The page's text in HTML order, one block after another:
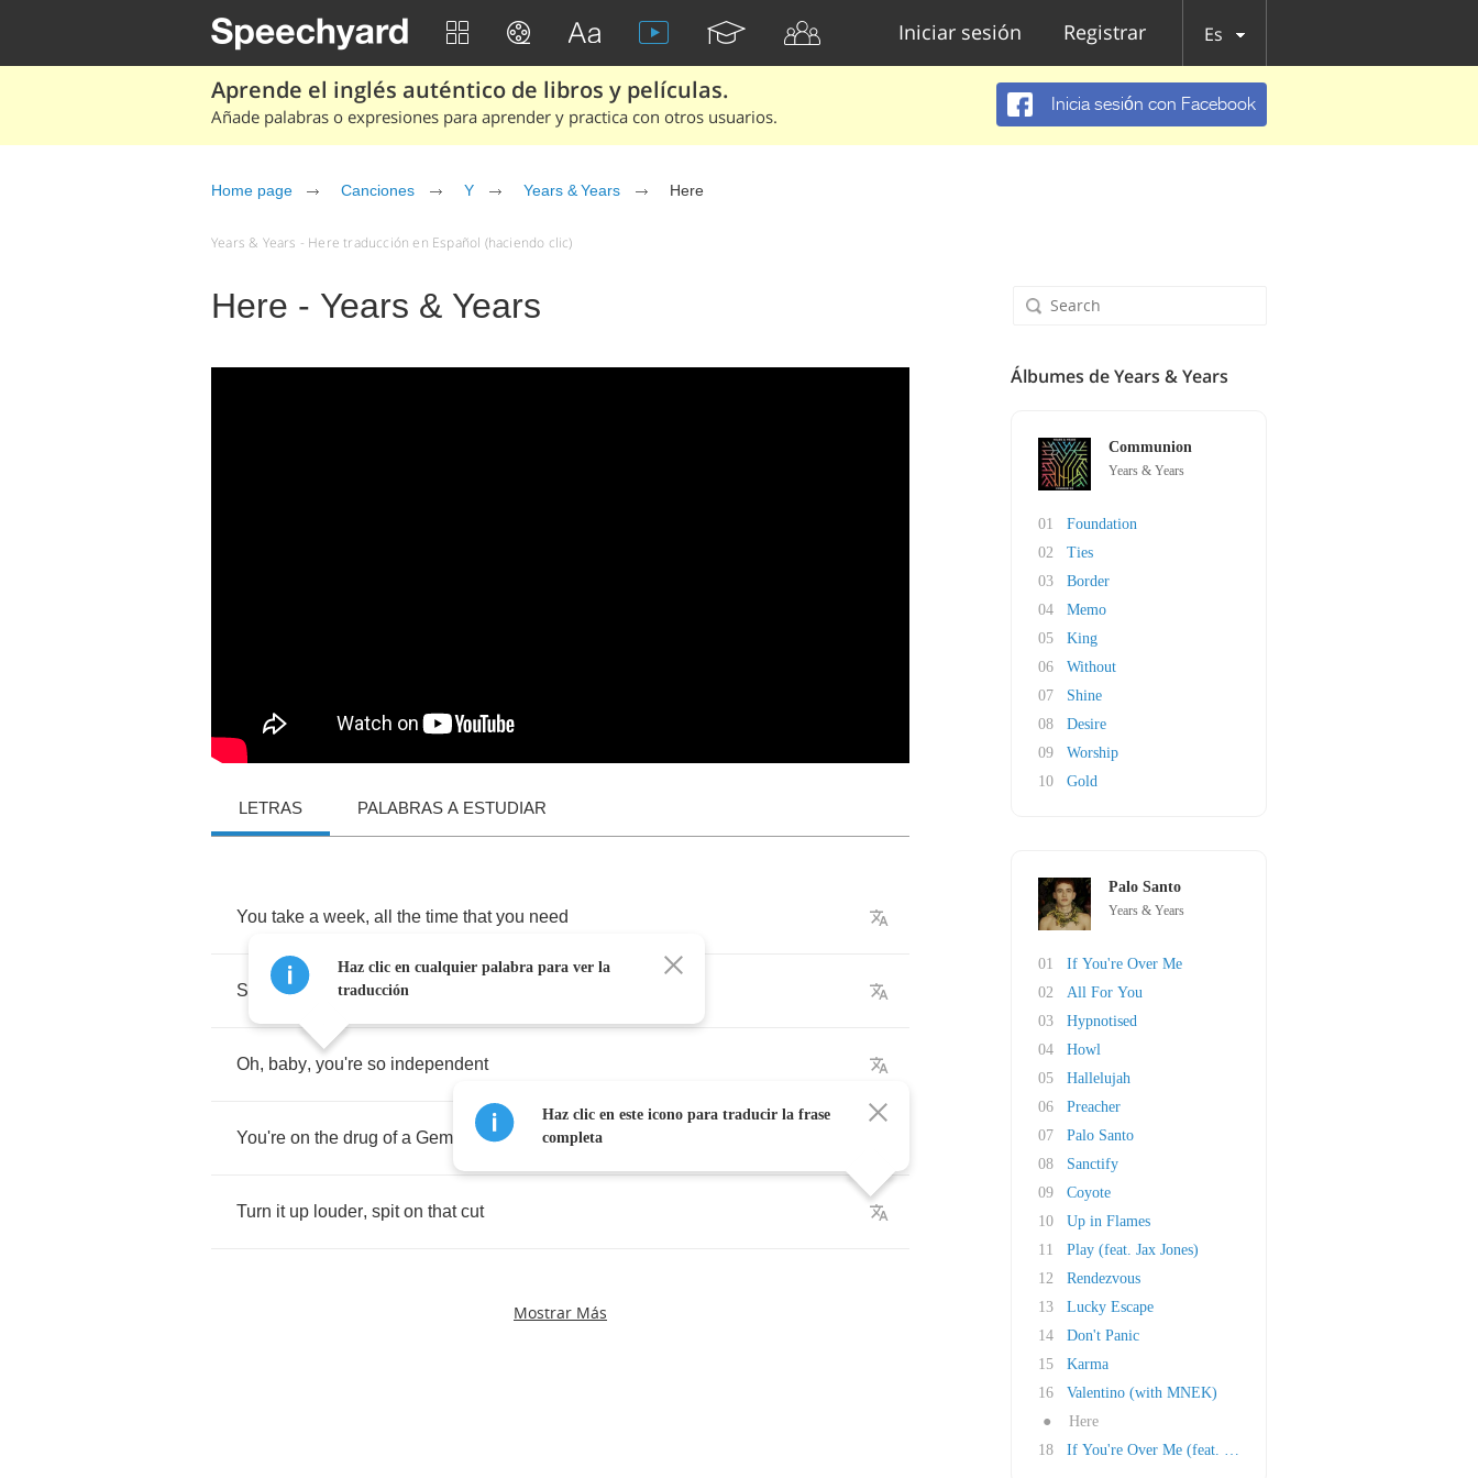
Iniciar sesión Registrar Es
Aprende el inglés auténtico de libros y películas.
Añade palabras o expresiones para aprender y practica con otros usuarios.
Inicia sesión con Facebook
Home page Canciones Y Years & Years Here
Years & Years - Here traducción en Español (haciendo clic)
Here - Years & Years
LETRAS PALABRAS A ESTUDIAR
You take a week, all the time that you need
Shattering glass and a
Oh, baby, you're so independent
You're on the drug of a Gemini cusp
Turn it up louder, spit on that cut
Mostrar Más
Haz clic en cualquier palabra para ver la
traducción
Haz clic en este icono para traducir la frase
completa
Álbumes de Years & Years
Communion
Years & Years
01
Foundation
02
Ties
03
Border
04
Memo
05
King
06
Without
07
Shine
08
Desire
09
Worship
10
Gold
Palo Santo
Years & Years
01
If You're Over Me
02
All For You
03
Hypnotised
04
Howl
05
Hallelujah
06
Preacher
07
Palo Santo
08
Sanctify
09
Coyote
10
Up in Flames
11
Play (feat. Jax Jones)
12
Rendezvous
13
Lucky Escape
14
Don't Panic
15
Karma
16
Valentino (with MNEK)
●
Here
18
If You're Over Me (feat. Key from SHINee)